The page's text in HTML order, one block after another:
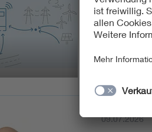
VDE
Das Forum
09.07.2026